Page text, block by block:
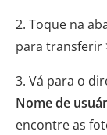
2. Toque na
para transferir
3. Vá para o
Nome de
encontre as